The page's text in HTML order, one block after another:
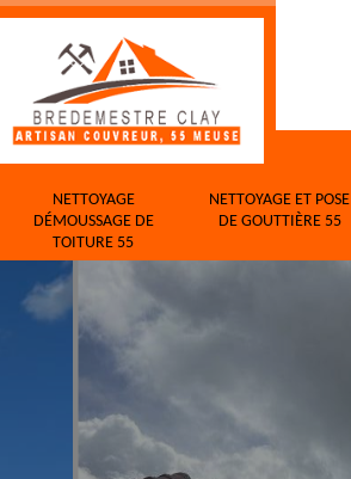
NETTOYAGE
DÉMOUSSAGE DE
TOITURE 55
NETTOYAGE ET POSE
DE GOUTTIÈRE 55